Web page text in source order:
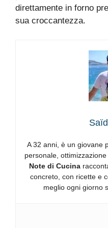
direttamente in forno
sua croccantezza.
A 32 anni, è un giovane
personale,
Note di Cucina
concreto, con ricette e
meglio ogni giorno